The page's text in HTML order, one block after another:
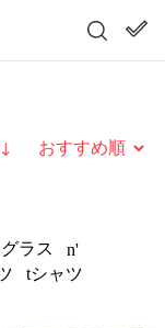
び替え
ラス
n'
tシャツ